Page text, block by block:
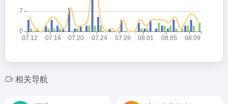
相关导航